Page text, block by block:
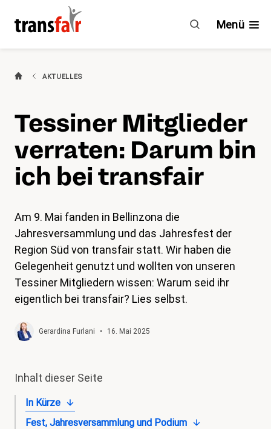
Mitglieder
Darum
transfair
Aktuelles
Agenda
magazin
Kontakt
Meine Lehre. Meine Rechte
Mitglied werden
Branchen
Engagement
Über transfair
Menü
AKTUELLES
Tessiner Mitglieder
verraten: Darum bin
ich bei transfair
Am 9. Mai fanden in Bellinzona die
Jahresversammlung und das Jahresfest der
Region Süd von transfair statt. Wir haben die
Gelegenheit genutzt und wollten von unseren
Tessiner Mitgliedern wissen: Warum seid ihr
eigentlich bei transfair? Lies selbst.
Gerardina Furlani • 16. Mai 2025
Inhalt dieser Seite
In Kürze
Fest, Jahresversammlung und Podium